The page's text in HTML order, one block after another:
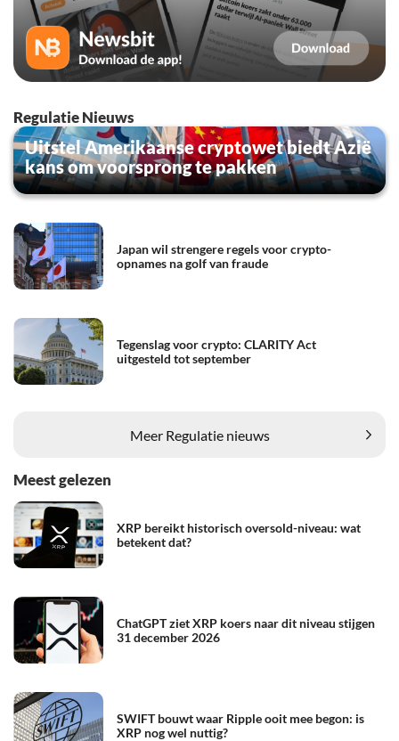
Regulatie Nieuws
Uitstel Amerikaanse cryptowet biedt Azië
kans om voorsprong te pakken
Japan wil strengere regels voor crypto-
opnames na golf van fraude
Tegenslag voor crypto: CLARITY Act
uitgesteld tot september
Meer Regulatie nieuws
Meest gelezen
XRP bereikt historisch oversold-niveau: wat
betekent dat?
ChatGPT ziet XRP koers naar dit niveau stijgen
31 december 2026
SWIFT bouwt waar Ripple ooit mee begon: is
XRP nog wel nuttig?